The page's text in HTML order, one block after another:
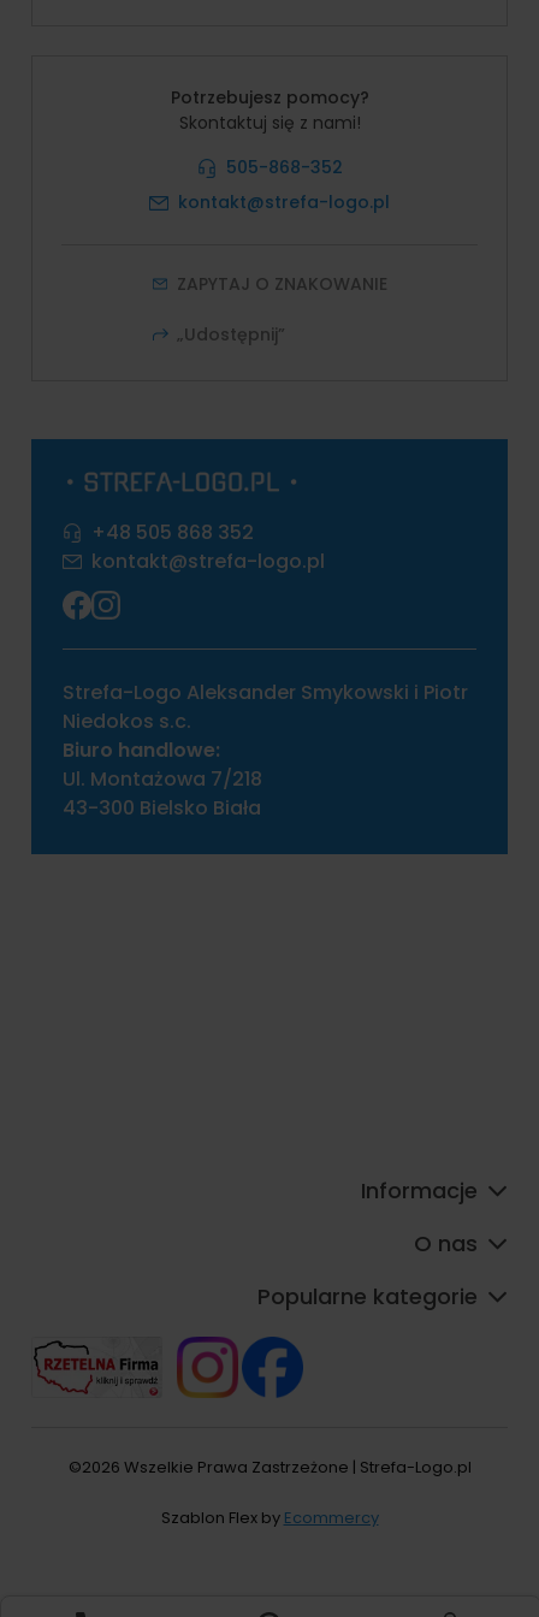
Potrzebujesz pomocy?
Skontaktuj się z nami!
505-868-352
kontakt@strefa-logo.pl
ZAPYTAJ O ZNAKOWANIE
„Udostępnij”
+48 505 868 352
kontakt@strefa-logo.pl
Strefa-Logo Aleksander Smykowski i Piotr
Niedokos s.c.
Biuro handlowe:
Ul. Montażowa 7/218
43-300 Bielsko Biała
Informacje
O nas
Popularne kategorie
©2026 Wszelkie Prawa Zastrzeżone | Strefa-Logo.pl
Szablon Flex by Ecommercy